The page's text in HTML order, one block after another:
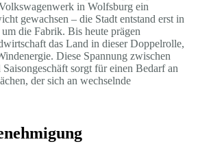
in Wolfsburg ein
gewachsen – die Stadt entstand erst in
die Fabrik. Bis heute prägen
das Land in dieser Doppelrolle,
Diese Spannung zwischen
sorgt für einen Bedarf an
der sich an wechselnde